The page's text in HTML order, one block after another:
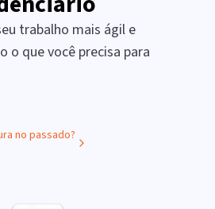
trabalho mais ágil e
o que você precisa para
no passado?